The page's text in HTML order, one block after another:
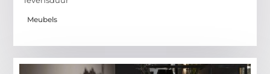
Meubels